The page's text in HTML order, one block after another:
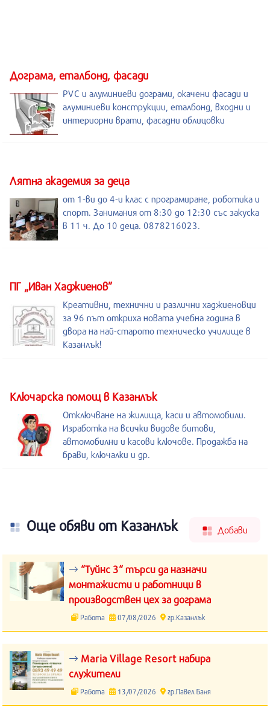
Дограма, еталбонд, фасади
PVC и алуминиеви дограми, окачени фасади и
алуминиеви конструкции, еталбонд, входни и
интериорни врати, фасадни облицовки
Лятна академия за деца
от 1-ви до 4-и клас с програмиране, роботика и
спорт. Занимания от 8:30 до 12:30 със закуска
в 11 ч. До 10 деца. 0878216023.
ПГ „Иван Хаджиенов”
Креативни, технични и различни хаджиеновци
за 96 път откриха новата учебна година в
двора на най-старото техническо училище в
Казанлък!
Kлючарска помощ в Казанлък
Отключване на жилища, каси и автомобили.
Изработка на всички видове битови,
автомобилни и касови ключове. Продажба на
брави, ключалки и др.
Още обяви от Казанлък Добави
“Туйнс 3“ търси да назначи
монтажисти и работници в
производствен цех за дограма
Работа 07/08/2026 гр.Казанлък
Maria Village Resort набира
служители
Работа 13/07/2026 гр.Павел Баня